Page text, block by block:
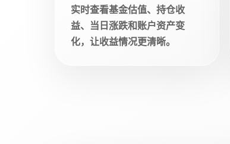
实时查看基金估值、持仓收
益、当日涨跌和账户资产变
化，让收益情况更清晰。